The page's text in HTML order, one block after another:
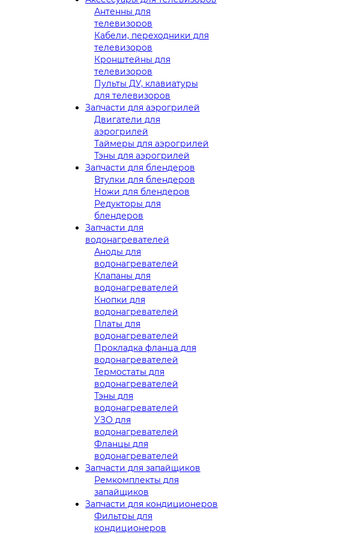
Антенны для
телевизоров
Кабели, переходники для
телевизоров
Кронштейны для
телевизоров
Пульты ДУ, клавиатуры
для телевизоров
Запчасти для аэрогрилей
Двигатели для
аэрогрилей
Таймеры для аэрогрилей
Тэны для аэрогрилей
Запчасти для блендеров
Втулки для блендеров
Ножи для блендеров
Редукторы для
блендеров
Запчасти для
водонагревателей
Аноды для
водонагревателей
Клапаны для
водонагревателей
Кнопки для
водонагревателей
Платы для
водонагревателей
Прокладка фланца для
водонагревателей
Термостаты для
водонагревателей
Тэны для
водонагревателей
УЗО для
водонагревателей
Фланцы для
водонагревателей
Запчасти для запайщиков
Ремкомплекты для
запайщиков
Запчасти для кондиционеров
Фильтры для
кондиционеров